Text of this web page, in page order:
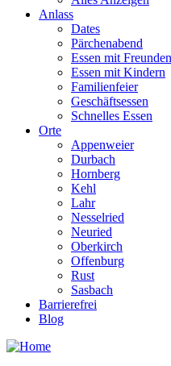
Anlass
Dates
Pärchenabend
Essen mit Freunden
Essen mit Kindern
Familienfeier
Geschäftsessen
Schnelles Essen
Orte
Appenweier
Durbach
Hornberg
Kehl
Lahr
Nesselried
Neuried
Oberkirch
Offenburg
Rust
Sasbach
Barrierefrei
Blog